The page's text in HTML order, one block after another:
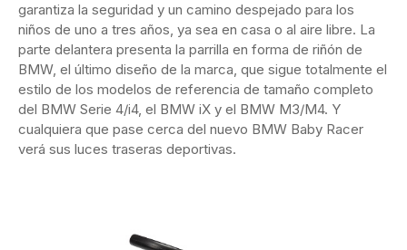
garantiza la seguridad y un camino despejado para los
niños de uno a tres años, ya sea en casa o al aire libre. La
parte delantera presenta la parrilla en forma de riñón de
BMW, el último diseño de la marca, que sigue totalmente el
estilo de los modelos de referencia de tamaño completo
del BMW Serie 4/i4, el BMW iX y el BMW M3/M4. Y
cualquiera que pase cerca del nuevo BMW Baby Racer
verá sus luces traseras deportivas.